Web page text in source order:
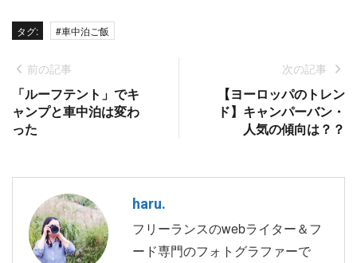
タグ: #車中泊ご飯
前の記事
「ルーフテント」でキ
ャンプと車中泊は変わ
った
次の記事
【ヨーロッパのトレン
ド】キャンパーバン・
人気の傾向は？？
haru.
フリーランスのwebライター＆フ
ード専門のフォトグラファーで